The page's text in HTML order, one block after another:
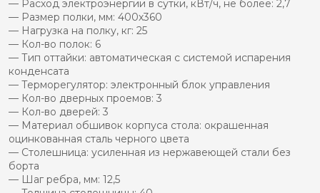
— Расход электроэнергии в сутки, кВт/ч, не более: 2,7
— Размер полки, мм: 400х360
— Нагрузка на полку, кг: 25
— Кол-во полок: 6
— Тип оттайки: автоматическая с системой испарения
конденсата
— Терморегулятор: электронный блок управления
— Кол-во дверных проемов: 3
— Кол-во дверей: 3
— Материал обшивок корпуса стола: окрашенная
оцинкованная сталь черного цвета
— Столешница: усиленная из нержавеющей стали без
борта
— Шаг ребра, мм: 12,5